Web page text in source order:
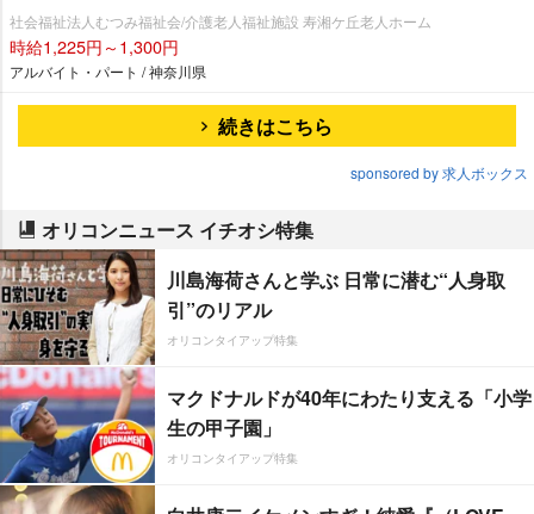
社会福祉法人むつみ福祉会/介護老人福祉施設 寿湘ケ丘老人ホーム
時給1,225円～1,300円
アルバイト・パート / 神奈川県
続きはこちら
sponsored by 求人ボックス
オリコンニュース イチオシ特集
川島海荷さんと学ぶ 日常に潜む“人身取
引”のリアル
オリコンタイアップ特集
マクドナルドが40年にわたり支える「小学
生の甲子園」
オリコンタイアップ特集